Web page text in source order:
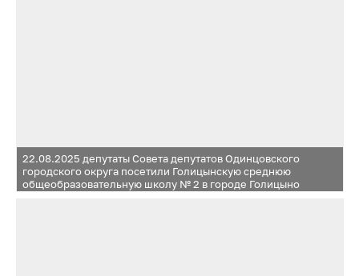
22.08.2025 депутаты Совета депутатов Одинцовского
городского округа посетили Голицынскую среднюю
общеобразовательную школу № 2 в городе Голицыно